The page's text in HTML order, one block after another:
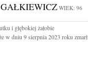
WIEK: 96
i głębokiej żałobie
w dniu 9 sierpnia 2023 roku zmarł